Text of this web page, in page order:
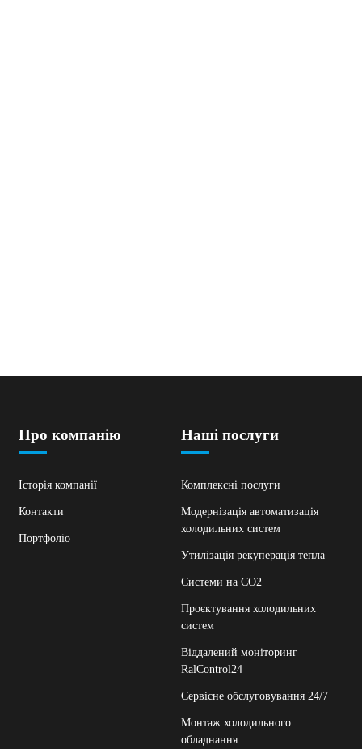
Про компанію
Історія компанії
Контакти
Портфоліо
Наші послуги
Комплексні послуги
Модернізація автоматизація
холодильних систем
Утилізація рекуперація тепла
Системи на СО2
Проєктування холодильних
систем
Віддалений моніторинг
RalControl24
Сервісне обслуговування 24/7
Монтаж холодильного
обладнання